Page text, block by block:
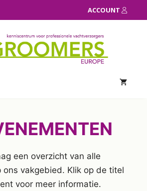
ACCOUNT
een overzicht van alle
ons vakgebied. Klik op de titel
voor meer informatie.